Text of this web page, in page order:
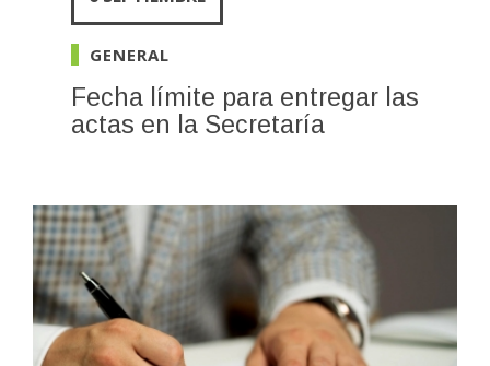
GENERAL
Fecha límite para entregar las
actas en la Secretaría